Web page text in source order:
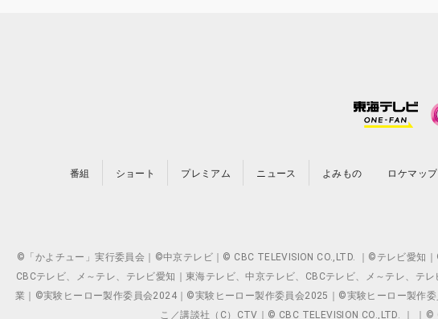
番組 ショート プレミアム ニュース よみもの ロケマップ
©「かよチュー」実行委員会｜©中京テレビ｜© CBC TELEVISION CO.,LTD. ｜©テレビ愛
CBCテレビ、メ～テレ、テレビ愛知｜東海テレビ、中京テレビ、CBCテレビ、メ～テレ、
業｜©実験ヒーロー製作委員会2024｜©実験ヒーロー製作委員会2025｜©実験ヒーロー製作
こ／講談社（C）CTV｜© CBC TELEVISION CO.,LTD. ｜